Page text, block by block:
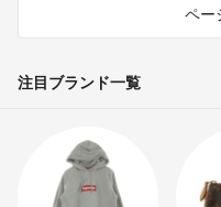
ペー
注目ブランド一覧